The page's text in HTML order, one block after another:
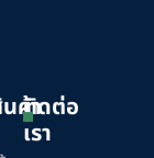
ค้า
ติดต่อ
เรา